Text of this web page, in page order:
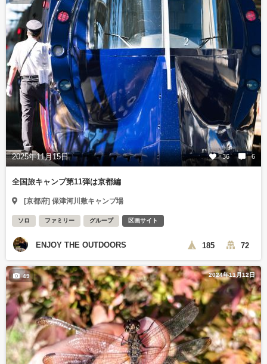
2025年11月15日 36 6
全国旅キャンプ第11弾は京都編
[京都府] 保津河川敷キャンプ場
ソロ ファミリー グループ 区画サイト
ENJOY THE OUTDOORS 185 72
2024年11月12日
49